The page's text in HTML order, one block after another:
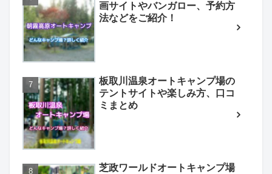
画サイトやバンガロー、予約方
法などをご紹介！
板取川温泉オートキャンプ場の
テントサイトや楽しみ方、口コ
ミまとめ
芝政ワールドオートキャンプ場